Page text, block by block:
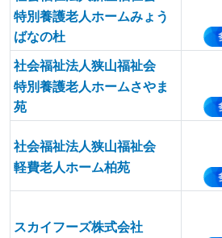
特別養護老人ホームみょう
ばなの杜
社会福祉法人狭山福祉会
特別養護老人ホームさやま
苑
社会福祉法人狭山福祉会
軽費老人ホーム柏苑
スカイフーズ株式会社